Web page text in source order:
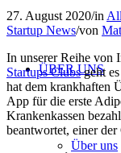
ÜBER UNS
Über uns
27. August 2020/in
Startup News/von
In unserer Reihe von
Startups Clubsgeht
hat dem krankhaften
App für die erste
Krankenkassen
beantwortet, einer der